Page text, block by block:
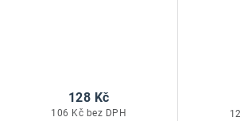
106 Kč bez DPH
128 Kč